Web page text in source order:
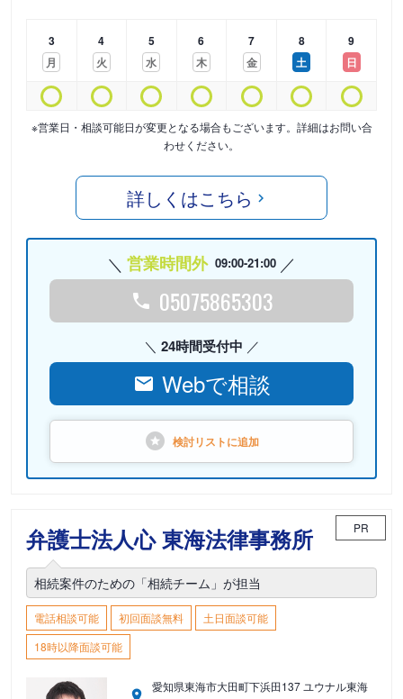
3
月
4
火
5
水
6
木
7
金
8
土
9
日
※営業日・相談可能日が変更となる場合もございます。詳細はお問い合
わせください。
詳しくはこちら
営業時間外 09:00-21:00
05075865303
24時間受付中
Webで相談
検討リストに追加
弁護士法人心 東海法律事務所 PR
相続案件のための「相続チーム」が担当
電話相談可能 初回面談無料
土日面談可能
18時以降面談可能
愛知県東海市大田町下浜田137 ユウナル東海